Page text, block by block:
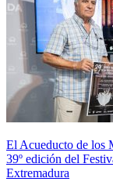
El Acueducto de los
39º edición del
Extremadura